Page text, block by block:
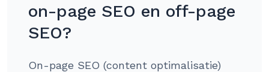
on-page SEO en off-page
SEO?
On-page SEO (content optimalisatie)